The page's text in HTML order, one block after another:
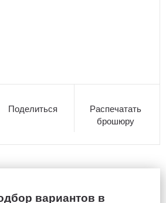
Поделиться
Распечатать
брошюру
вариантов в